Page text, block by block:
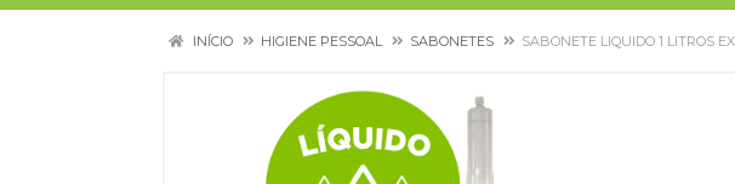
INÍCIO HIGIENE PESSOAL SABONETES SABONETE LIQUIDO 1 LITROS